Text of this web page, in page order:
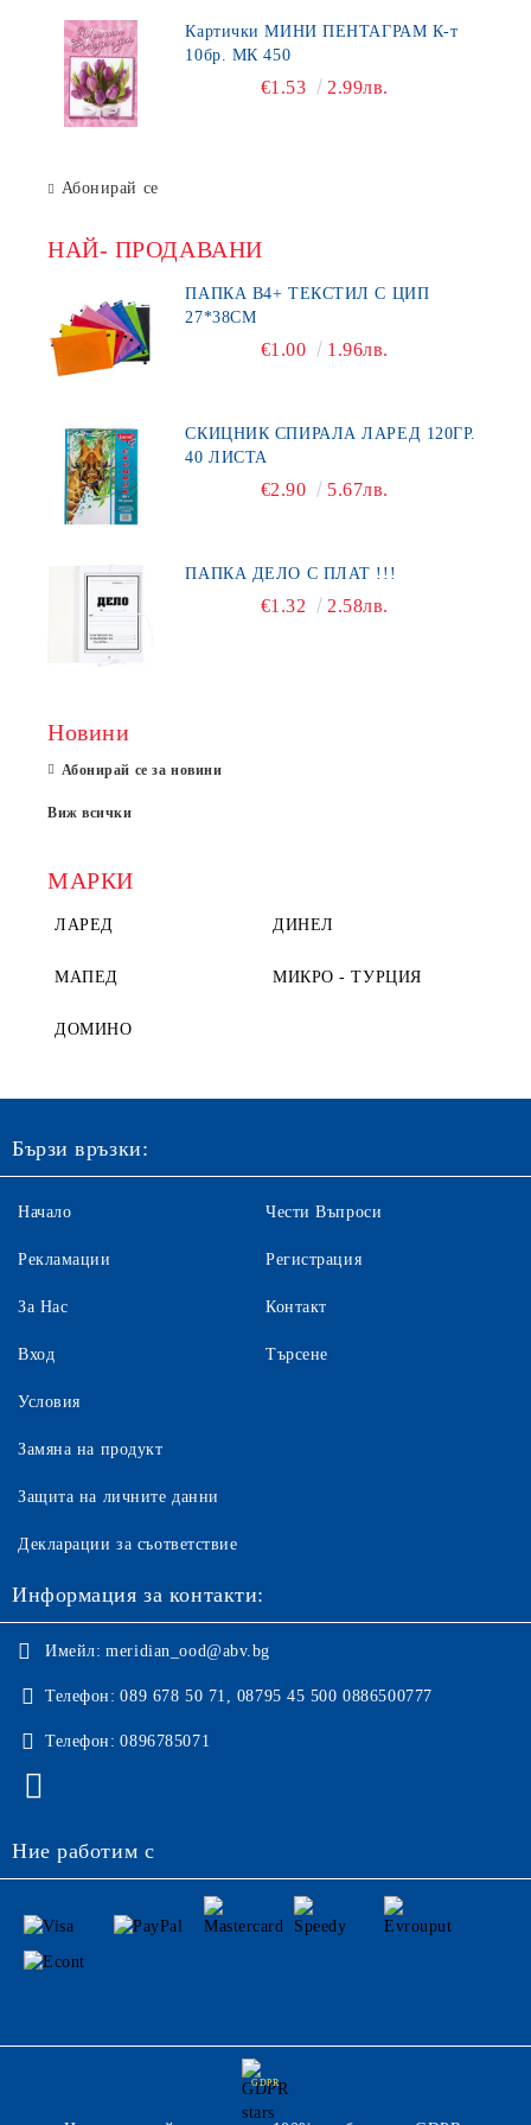
Картички МИНИ ПЕНТАГРАМ К-т
10бр. МК 450
€1.53 2.99лв.
Абонирай се
НАЙ- ПРОДАВАНИ
ПАПКА В4+ ТЕКСТИЛ С ЦИП
27*38СМ
€1.00 1.96лв.
СКИЦНИК СПИРАЛА ЛАРЕД 120ГР.
40 ЛИСТА
€2.90 5.67лв.
ПАПКА ДЕЛО С ПЛАТ !!!
€1.32 2.58лв.
Новини
Абонирай се за новини
Виж всички
МАРКИ
ЛАРЕД ДИНЕЛ
МАПЕД МИКРО - ТУРЦИЯ
ДОМИНО
Бързи връзки:
Начало
Рекламации
За Нас
Вход
Чести Въпроси
Регистрация
Контакт
Търсене
Условия
Замяна на продукт
Защита на личните данни
Декларации за съответствие
Информация за контакти:
Имейл: meridian_ood@abv.bg
Телефон: 089 678 50 71, 08795 45 500 0886500777
Телефон: 0896785071
Ние работим с
GDPR